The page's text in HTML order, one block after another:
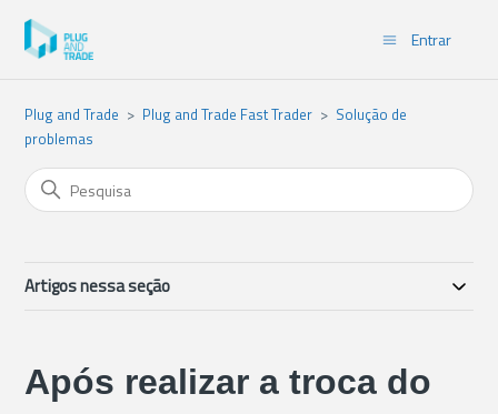
Entrar
Plug and Trade Plug and Trade Fast Trader
Solução de
problemas
Artigos nessa seção
Após realizar a troca do